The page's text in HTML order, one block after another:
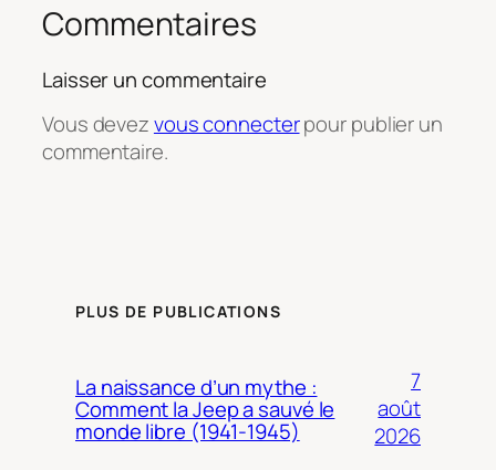
Commentaires
Laisser un commentaire
Vous devezvous connecterpour publier un
commentaire.
PLUS DE PUBLICATIONS
La naissance d’un mythe :
Comment la Jeep a sauvé le
monde libre (1941-1945)
7
août
2026